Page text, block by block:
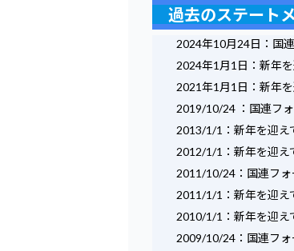
過去のステート
2024年10月24日：国
2024年1月1日：新年
2021年1月1日：新年
2019/10/24 ：国連フ
2013/1/1：新年を迎え
2012/1/1：新年を迎え
2011/10/24：国連フォ
2011/1/1：新年を迎え
2010/1/1：新年を迎え
2009/10/24：国連フォ